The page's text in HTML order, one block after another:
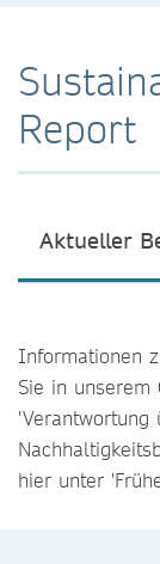
Report
Aktueller
Informationen
Sie in
'Verantwortung
hier unter